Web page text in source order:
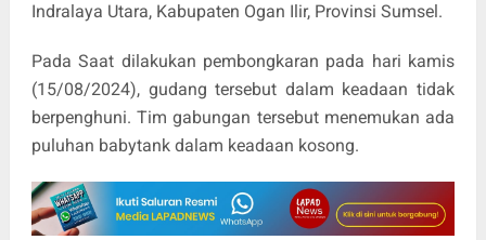
Indralaya Utara, Kabupaten Ogan Ilir, Provinsi Sumsel.
Pada Saat dilakukan pembongkaran pada hari kamis
(15/08/2024), gudang tersebut dalam keadaan tidak
berpenghuni. Tim gabungan tersebut menemukan ada
puluhan babytank dalam keadaan kosong.